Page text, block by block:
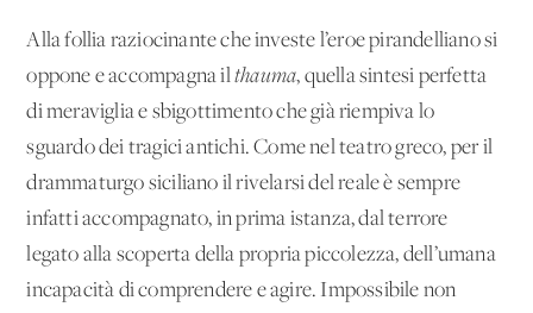
Alla follia raziocinante che investe l’eroe pirandelliano si
oppone e accompagna ilthauma, quella sintesi perfetta
di meraviglia e sbigottimento che già riempiva lo
sguardo dei tragici antichi. Come nel teatro greco, per il
drammaturgo siciliano il rivelarsi del reale è sempre
infatti accompagnato, in prima istanza, dal terrore
legato alla scoperta della propria piccolezza, dell’umana
incapacità di comprendere e agire. Impossibile non